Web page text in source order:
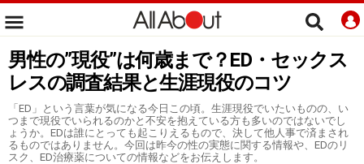
男性の”現役”は何歳まで？ED・セックス
レスの調査結果と生涯現役のコツ
「ED」という言葉が気になる今日この頃。生涯現役でいたいものの、い
つまで現役でいられるのかと不安を抱えている方も多いのではないでし
ょうか。EDは誰にとっても起こりえるもので、決して他人事で済まされ
るものではありません。今回は昨今の性の実態に関する情報や、EDのリ
スク、ED治療薬についての情報などをお伝えします。